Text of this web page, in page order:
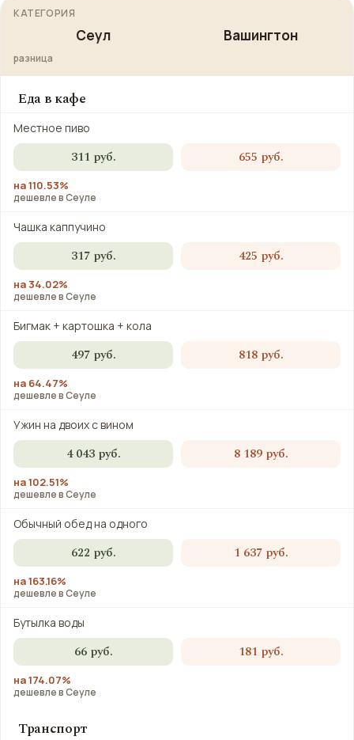
КАТЕГОРИЯ
Сеул Вашингтон
разница
Еда в кафе
Местное пиво
311 руб. 655 руб.
на 110.53%
дешевле в Сеуле
Чашка каппучино
317 руб. 425 руб.
на 34.02%
дешевле в Сеуле
Бигмак + картошка + кола
497 руб. 818 руб.
на 64.47%
дешевле в Сеуле
Ужин на двоих с вином
4 043 руб. 8 189 руб.
на 102.51%
дешевле в Сеуле
Обычный обед на одного
622 руб. 1 637 руб.
на 163.16%
дешевле в Сеуле
Бутылка воды
66 руб. 181 руб.
на 174.07%
дешевле в Сеуле
Транспорт